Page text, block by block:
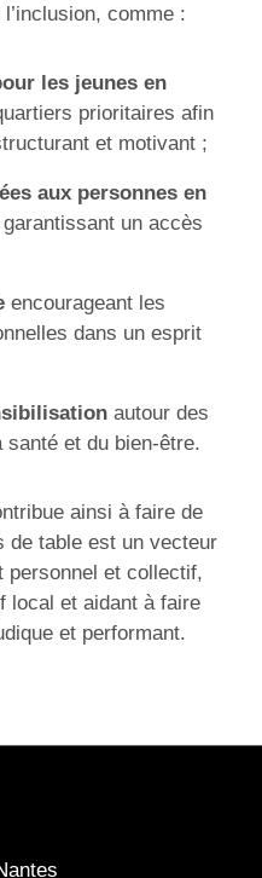
comme :
les jeunes en
prioritaires afin
et motivant ;
aux personnes en
garantissant un accès
encourageant les
dans un esprit
autour des
santé et du bien-être.
ainsi à faire de
de table est un vecteur
personnel et collectif,
local et aidant à faire
et performant.